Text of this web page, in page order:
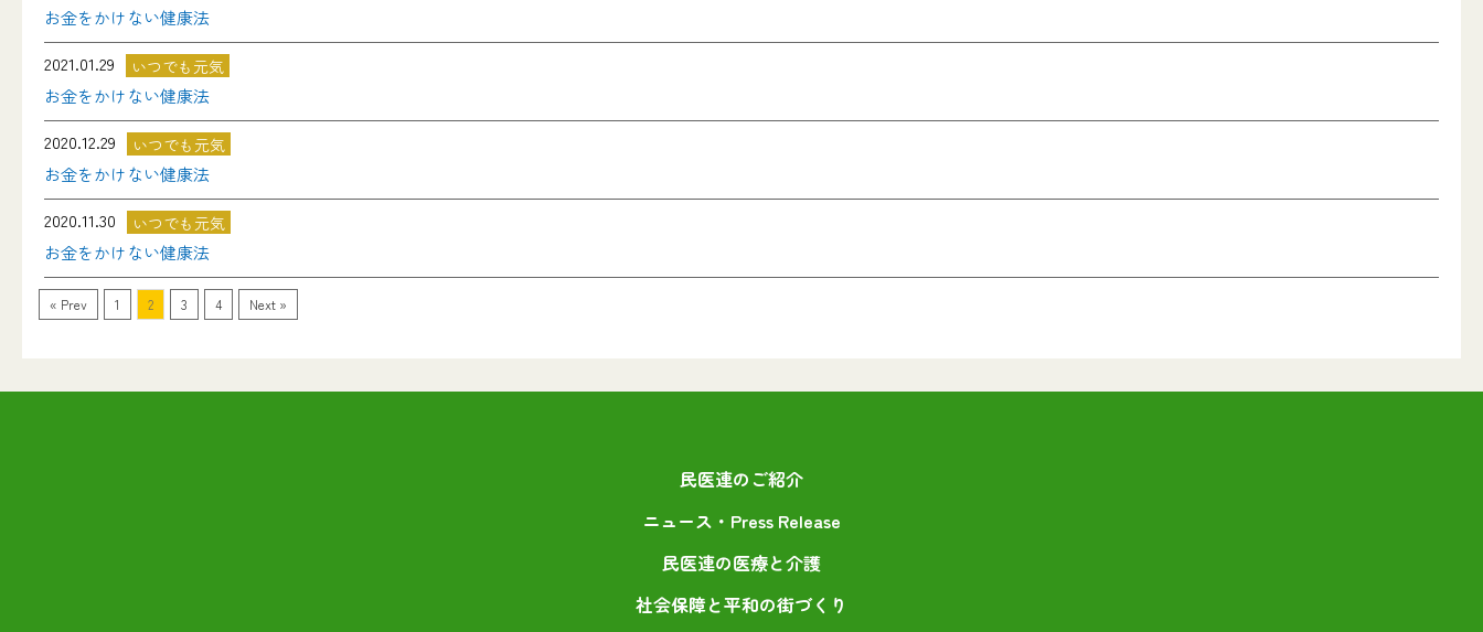
お金をかけない健康法
2021.01.29
いつでも元気
お金をかけない健康法
2020.12.29
いつでも元気
お金をかけない健康法
2020.11.30
いつでも元気
お金をかけない健康法
« Prev 1 2 3 4 Next »
民医連のご紹介
ニュース・Press Release
民医連の医療と介護
社会保障と平和の街づくり